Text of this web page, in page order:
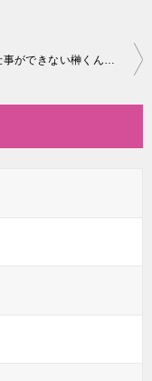
漫画「仕事ができない榊くんは夜だけ有能」は全巻無料で読める!?無料＆お得に漫画を読む⽅法を調査！